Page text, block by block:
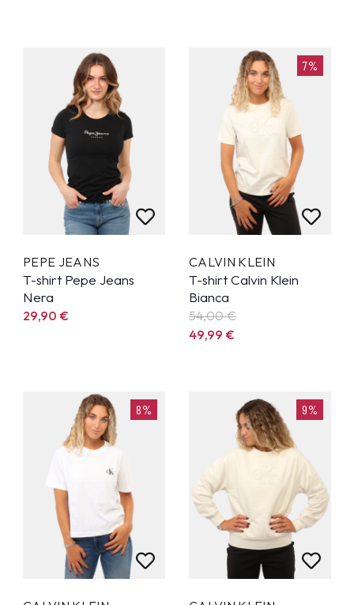
PEPE JEANS
T-shirt Pepe Jeans
Nera
29,90€
7%
CALVIN KLEIN
T-shirt Calvin Klein
Bianca
54,00 €
49,99€
8% 9%